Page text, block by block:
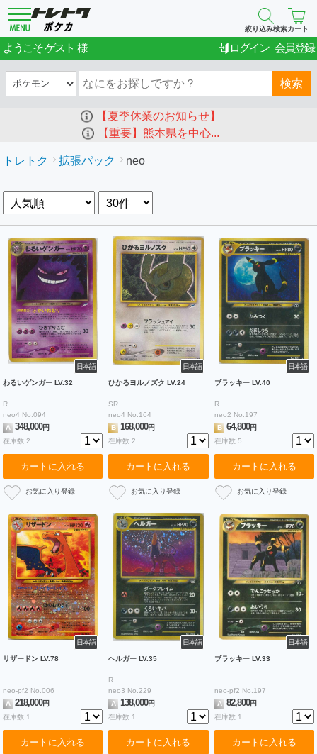
絞り込み検索カート
ようこそゲスト ログイン 会員登録
検索
【夏季休業のお知らせ】
【重要】熊本県を中心...
トレトク 拡張パック neo
日本語
わるいゲンガー LV.32
R
neo4 No.094
A
348,000円
在庫数:2
カートに入れる
日本語
ひかるヨルノズク LV.24
SR
neo4 No.164
B
168,000円
在庫数:2
カートに入れる
日本語
ブラッキー LV.40
R
neo2 No.197
B 64,800円
在庫数:5
カートに入れる
日本語
リザードン LV.78
neo-pf2 No.006
A
218,000円
在庫数:1
カートに入れる
日本語
ヘルガー LV.35
R
neo3 No.229
A
138,000円
在庫数:1
カートに入れる
日本語
ブラッキー LV.33
neo-pf2 No.197
A 82,800円
在庫数:1
カートに入れる